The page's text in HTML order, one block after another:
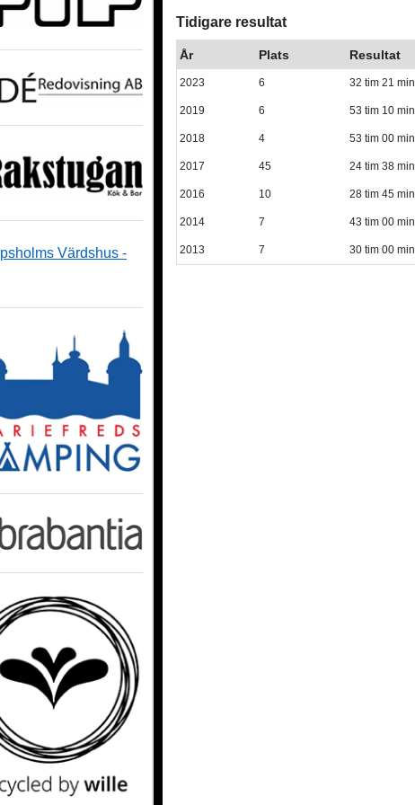
Tidigare resultat
År Plats Resultat
2023 6 32 tim 21 min
2019 6 53 tim 10 min
2018 4 53 tim 00 min
2017 45 24 tim 38 min
2016 10 28 tim 45 min
2014 7 43 tim 00 min
2013 7 30 tim 00 min